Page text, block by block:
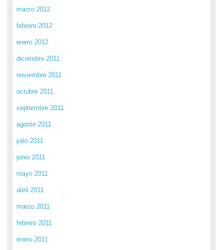
marzo 2012
febrero 2012
enero 2012
diciembre 2011
noviembre 2011
octubre 2011
septiembre 2011
agosto 2011
julio 2011
junio 2011
mayo 2011
abril 2011
marzo 2011
febrero 2011
enero 2011